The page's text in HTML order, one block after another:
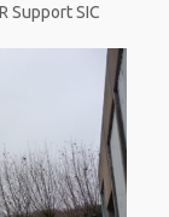
Support SIC